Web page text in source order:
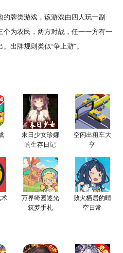
的牌类游戏，该游戏由四人玩一副
个为农民，两方对战，任一一方有一
出牌规则类似“争上游”。
末日少女珍娜
的生存日记
空闲出租车大
亨
万界绮园逐光
筑梦手札
败犬栖居的晴
空日常